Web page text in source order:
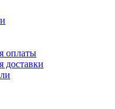
оплаты
доставки